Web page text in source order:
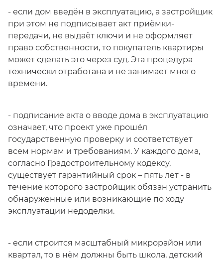
- если дом введён в эксплуатацию, а застройщик
при этом не подписывает акт приёмки-
передачи, не выдаёт ключи и не оформляет
право собственности, то покупатель квартиры
может сделать это через суд. Эта процедура
технически отработана и не занимает много
времени.
- подписание акта о вводе дома в эксплуатацию
означает, что проект уже прошёл
государственную проверку и соответствует
всем нормам и требованиям. У каждого дома,
согласно Градостроительному кодексу,
существует гарантийный срок – пять лет - в
течение которого застройщик обязан устранить
обнаруженные или возникающие по ходу
эксплуатации недоделки.
- если строится масштабный микрорайон или
квартал, то в нём должны быть школа, детский